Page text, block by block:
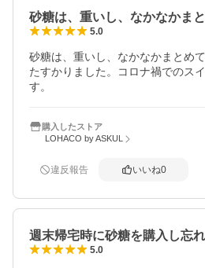
砂糖は、重いし、なかなかま
5.0
砂糖は、重いし、なかなかまとめ
たすかりました。コロナ禍でのス
す。
購入したストア
LOHACO by ASKUL
違反報告 いいね0
週末帰宅時に砂糖を購入し忘
5.0